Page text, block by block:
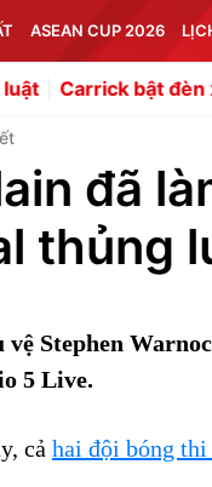
ASEAN CUP 2026
xanh, MU chi 16
đã
thủng
vệ Stephen
5 Live.
cả hai đội bóng